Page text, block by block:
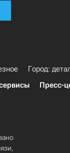
Город:
Пресс-